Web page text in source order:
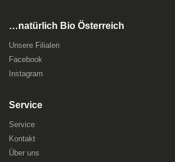
…natürlich Bio Österreich
Unsere Filialen
Facebook
Instagram
Service
Service
Kontakt
Über uns